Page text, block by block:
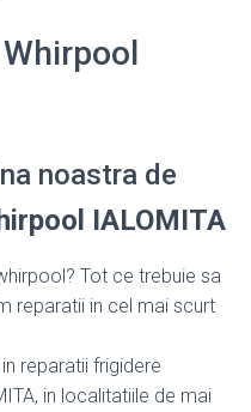
noastra de
IALOMITA
Tot ce trebuie sa
reparatii in cel mai scurt
reparatii frigidere
in localitatiile de mai